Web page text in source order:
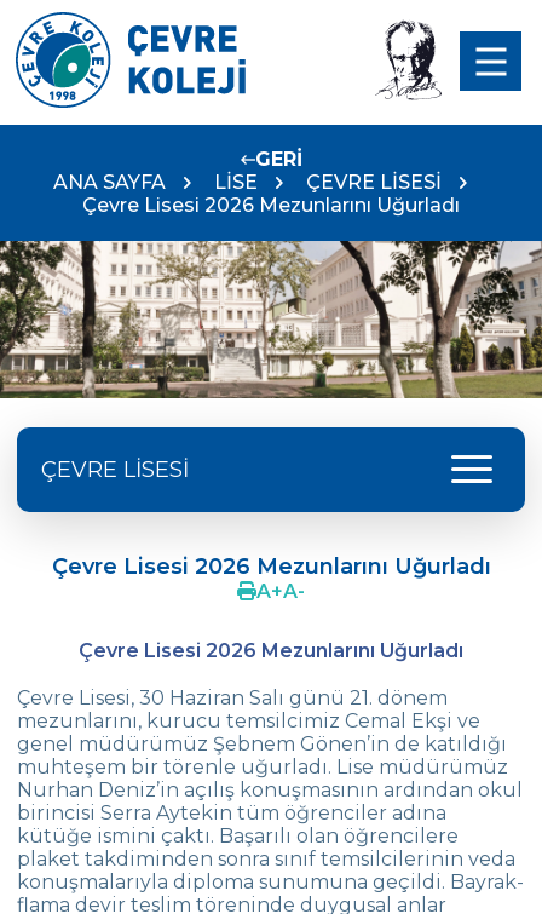
GERİ
ANA SAYFA
LİSE
ÇEVRE LİSESİ
Çevre Lisesi 2026 Mezunlarını Uğurladı
ÇEVRE LİSESİ menu
Ergenlerde Cinsel Gelişim Sürecinin
Desteklenmesi / Efsun Sertoğlu
Çevre Lisesi 2022 Mezunlarını Uğurluyor
18. Yeşil Küre Çevre Ödülü Güven
İslamoğlu’nun
Edebiyat Dergisi “Mesafe“
Çevre
Lisesi Öğrenciileri ‘’Atatürk Arboretumu’’
Gezisinde!
Çevre Lisesi 2026 Mezunlarını Uğurladı
A+A-
Çevre Lisesi 2026 Mezunlarını Uğurladı
Çevre Lisesi, 30 Haziran Salı günü 21. dönem
mezunlarını, kurucu temsilcimiz Cemal Ekşi ve
genel müdürümüz Şebnem Gönen’in de katıldığı
muhteşem bir törenle uğurladı. Lise müdürümüz
Nurhan Deniz’in açılış konuşmasının ardından okul
birincisi Serra Aytekin tüm öğrenciler adına
kütüğe ismini çaktı. Başarılı olan öğrencilere
plaket takdiminden sonra sınıf temsilcilerinin veda
konuşmalarıyla diploma sunumuna geçildi. Bayrak-
flama devir teslim töreninde duygusal anlar